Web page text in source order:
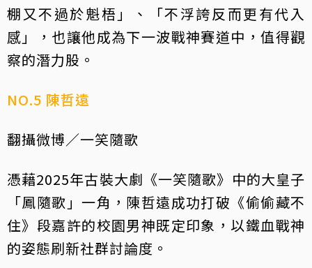
棚又不過於魁梧」、「不浮誇反而更有代入
感」，也讓他成為下一波戰神賽道中，值得觀
察的潛力股。
NO.5 陳哲遠
翻攝微博／一笑隨歌
憑藉2025年古裝大劇《一笑隨歌》中的大皇子
「鳳隨歌」一角，陳哲遠成功打破《偷偷藏不
住》段嘉許的校園男神既定印象，以鐵血戰神
的姿態刷新社群討論度。